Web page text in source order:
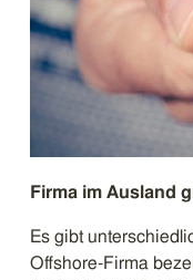
Firma im Ausland
Es gibt
Offshore-Firma